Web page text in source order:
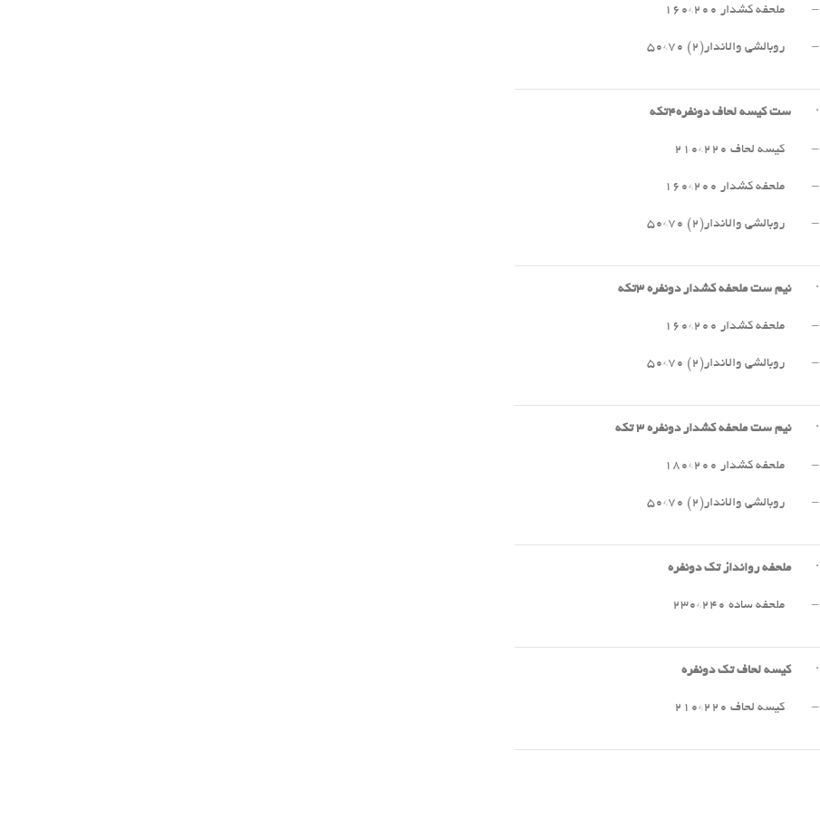
– ملحفه کشدار ۲۰۰*۱۶۰
– روبالشی والاندار(۲) ۷۰*۵۰
· ست کیسه لحاف دونفره۴تکه
– کیسه لحاف ۲۲۰*۲۱۰
– ملحفه کشدار ۲۰۰*۱۶۰
– روبالشی والاندار(۲) ۷۰*۵۰
·نیم ست ملحفه کشدار دونفره ۳تکه
– ملحفه کشدار ۲۰۰*۱۶۰
– روبالشی والاندار(۲) ۷۰*۵۰
·نیم ست ملحفه کشدار دونفره ۳تکه
– ملحفه کشدار ۲۰۰*۱۸۰
– روبالشی والاندار(۲) ۷۰*۵۰
·ملحفه روانداز تک دونفره
– ملحفه ساده ۲۴۰*۲۳۰
·کیسه لحاف تک دونفره
– کیسه لحاف ۲۲۰*۲۱۰